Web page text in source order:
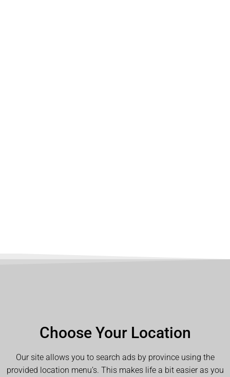
Choose Your Location
Our site allows you to search ads by province using the
provided location menu’s. This makes life a bit easier as you